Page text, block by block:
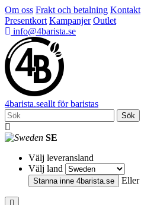
Om oss Frakt och betalning Kontakt
Presentkort Kampanjer Outlet
info@4barista.se
4barista.seallt för baristas
Sök
SE
Välj leveransland
Välj land
Stanna inne 4barista.se Eller